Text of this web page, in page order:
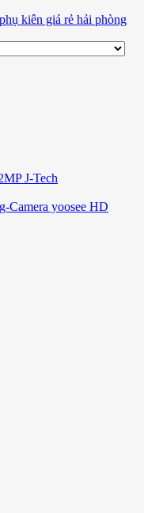
J-Tech
Camera yoosee HD